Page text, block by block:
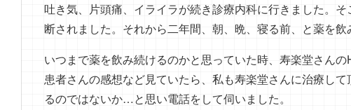
吐き気、片頭痛、イライラが続き診療内科に行きました。
断されました。それから二年間、朝、晩、寝る前、と薬を飲
いつまで薬を飲み続けるのかと思っていた時、寿楽堂さんの
患者さんの感想など見ていたら、私も寿楽堂さんに治療し
るのではないか…と思い電話をして伺いました。